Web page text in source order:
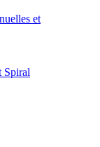
et
Spiral